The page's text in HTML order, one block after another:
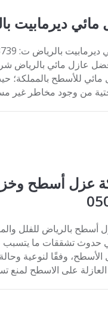
ديرمابيت
أفضل عازل مائي
للأسطح بالمملكة؛
من وجود مخاطر غير
أسطح
حدوث تشققات ما يتسبب
وفقًا لنوعية
على الاسطح لمنع